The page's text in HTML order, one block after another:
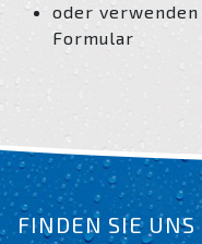
oder verwenden
Formular
FINDEN SIE UNS